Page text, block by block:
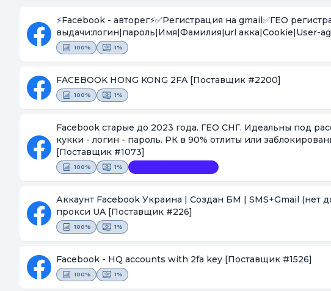
⚡️Facebook - авторег⚡️✅Регистрация на gmail✅ГЕО
выдачи:логин|пароль|Имя|Фамилия|url акка|Cookie|User-
100% 1%
FACEBOOK HONG KONG 2FA [Поставщик #2200]
100% 1%
Facebook старые до 2023 года. ГЕО СНГ. Идеальны под
кукки - логин - пароль. РК в 90% отлиты или
[Поставщик #1073]
100% 1%
Аккаунт Facebook Украина | Создан БМ | SMS+Gmail (нет
прокси UA [Поставщик #226]
100% 1%
Facebook - HQ accounts with 2fa key [Поставщик #1526]
100% 1%